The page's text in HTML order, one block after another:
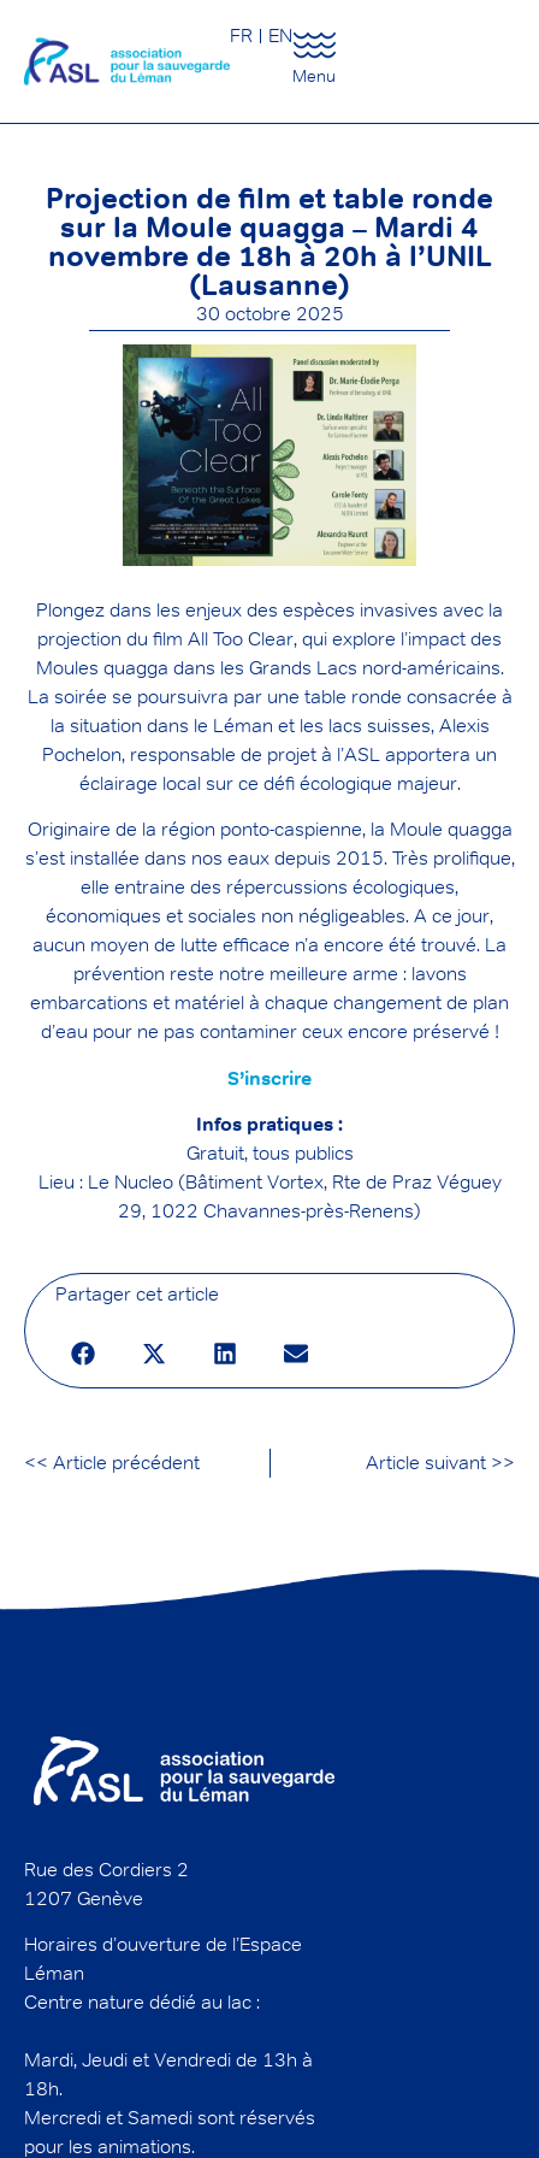
FR EN
Menu
Projection de film et table ronde
sur la Moule quagga – Mardi 4
novembre de 18h à 20h à l’UNIL
(Lausanne)
30 octobre 2025
Plongez dans les enjeux des espèces invasives avec la
projection du film All Too Clear, qui explore l’impact des
Moules quagga dans les Grands Lacs nord-américains.
La soirée se poursuivra par une table ronde consacrée à
la situation dans le Léman et les lacs suisses, Alexis
Pochelon, responsable de projet à l’ASL apportera un
éclairage local sur ce défi écologique majeur.
Originaire de la région ponto-caspienne, la Moule quagga
s’est installée dans nos eaux depuis 2015. Très prolifique,
elle entraine des répercussions écologiques,
économiques et sociales non négligeables. A ce jour,
aucun moyen de lutte efficace n’a encore été trouvé. La
prévention reste notre meilleure arme : lavons
embarcations et matériel à chaque changement de plan
d’eau pour ne pas contaminer ceux encore préservé !
S’inscrire
Infos pratiques :
Gratuit, tous publics
Lieu : Le Nucleo (Bâtiment Vortex, Rte de Praz Véguey
29, 1022 Chavannes-près-Renens)
Partager cet article
<< Article précédent Article suivant >>
Rue des Cordiers 2
1207 Genève
Horaires d’ouverture de l’Espace
Léman
Centre nature dédié au lac :
Mardi, Jeudi et Vendredi de 13h à
18h.
Mercredi et Samedi sont réservés
pour les animations.